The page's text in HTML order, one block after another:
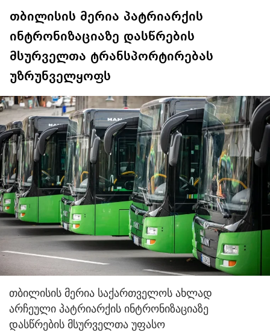
თბილისის მერია პატრიარქის
ინტრონიზაციაზე დასწრების
მსურველთა ტრანსპორტირებას
უზრუნველყოფს
თბილისის მერია საქართველოს ახლად
არჩეული პატრიარქის ინტრონიზაციაზე
დასწრების მსურველთა უფასო